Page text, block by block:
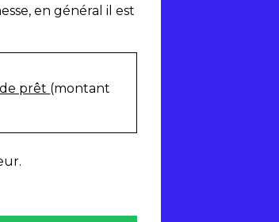
en général il est
prêt (montant